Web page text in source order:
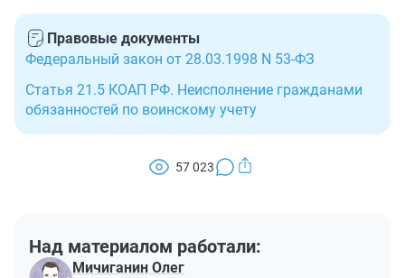
Правовые документы
Федеральный закон от 28.03.1998 N 53-ФЗ
Статья 21.5 КОАП РФ. Неисполнение гражданами
обязанностей по воинскому учету
57 023
Над материалом работали:
Мичиганин Олег